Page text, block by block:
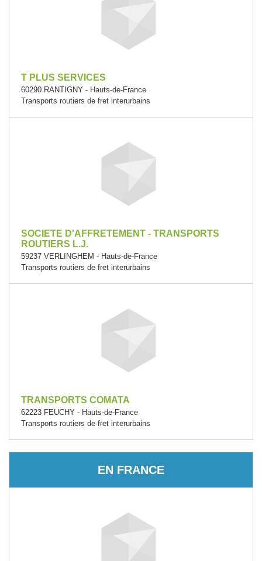
T PLUS SERVICES
60290 RANTIGNY - Hauts-de-France
Transports routiers de fret interurbains
SOCIETE D'AFFRETEMENT - TRANSPORTS
ROUTIERS L.J.
59237 VERLINGHEM - Hauts-de-France
Transports routiers de fret interurbains
TRANSPORTS COMATA
62223 FEUCHY - Hauts-de-France
Transports routiers de fret interurbains
EN FRANCE